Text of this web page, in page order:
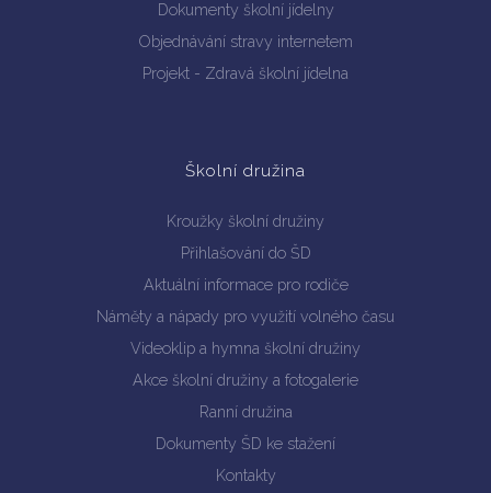
Dokumenty školní jídelny
Objednávání stravy internetem
Projekt - Zdravá školní jídelna
Školní družina
Kroužky školní družiny
Přihlašování do ŠD
Aktuální informace pro rodiče
Náměty a nápady pro využití volného času
Videoklip a hymna školní družiny
Akce školní družiny a fotogalerie
Ranní družina
Dokumenty ŠD ke stažení
Kontakty